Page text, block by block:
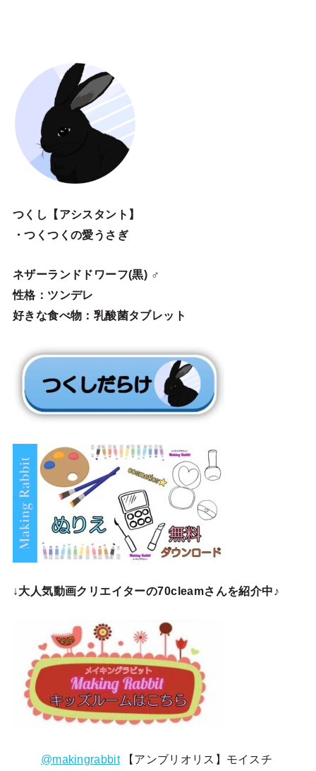
つくし【アシスタント】
・つくつくの愛うさぎ
ネザーランドドワーフ(黒) ♂
性格：ツンデレ
好きな食べ物：乳酸菌タブレット
↓大人気動画クリエイターの70cleamさんを紹介中♪
@makingrabbit【アンブリオリス】モイスチ